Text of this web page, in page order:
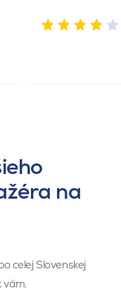
na
celej Slovenskej
vám.